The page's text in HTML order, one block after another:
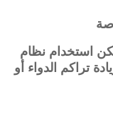
استخدام نظام
تراكم الدواء أو